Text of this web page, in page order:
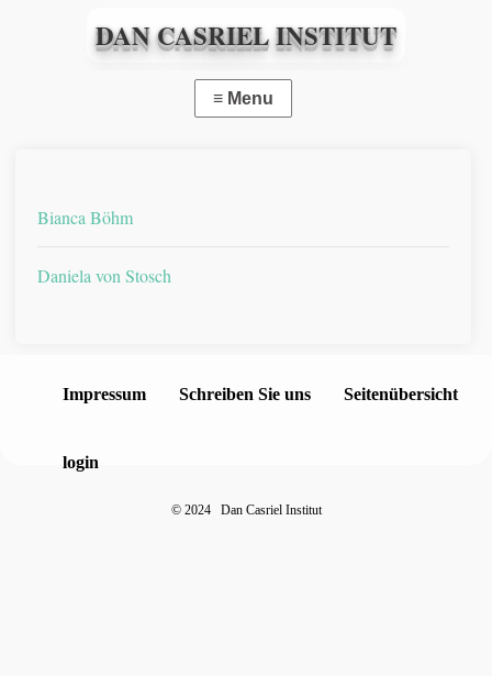
DAN CASRIEL INSTITUT
Bianca Böhm
Daniela von Stosch
Impressum Schreiben Sie uns Seitenübersicht
login
© 2024 Dan Casriel Institut